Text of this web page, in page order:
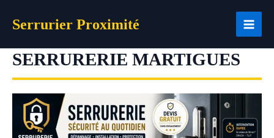
Serrurier Proximité
SERRURERIE MARTIGUES